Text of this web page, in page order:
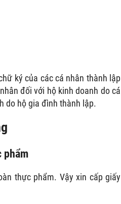
ký của các cá nhân thành lập
đối với hộ kinh doanh do cá
do hộ gia đình thành lập.
phẩm
thực phẩm. Vậy xin cấp giấy